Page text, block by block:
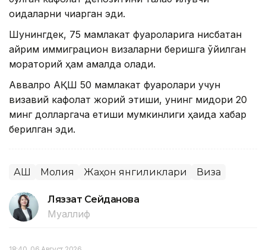
қоидаларни чиқарган эди.
Шунингдек, 75 мамлакат фуқароларига нисбатан
айрим иммиграцион визаларни беришга қўйилган
мораторий ҳам амалда қолади.
Аввалроқ АҚШ 50 мамлакат фуқаролари учун
визавий кафолат жорий этиши, унинг миқдори 20
минг долларгача етиши мумкинлиги ҳақида хабар
берилган эди.
АҚШ Молия Жаҳон янгиликлари Виза
Ляззат Сейданова
Муаллиф